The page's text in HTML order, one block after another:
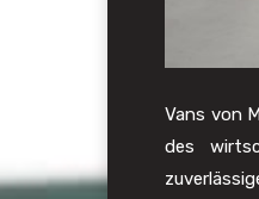
Vans von
des